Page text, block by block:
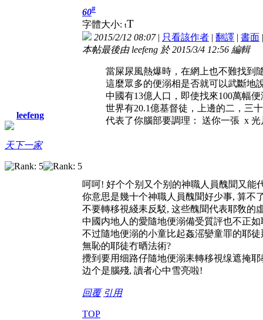
leefeng
天下一家
60#
字體大小: tT
2015/2/12 08:07| 只看該作者 | 翻譯 | 書面
本帖最後由 leefeng 於 2015/3/4 12:56 編輯
當屎尿風熱爆時，在網上也不難找到
這麼眾多的便溺相是否就可以武斷地
中國有13億人口，即使找來100萬幅
世界有20.1億基督徒，上邊的二，三
代表了你腦部要調理： 送你一張 x
呵呵! 好个个别又个别的神職人員醜聞又能
你意思是幾十个神職人員醜聞好少事, 算不
不要轉移視綫耒反駁, 这些醜聞代表耶敎的
中國内地人的愛隨地便溺備受質評也不正
不过隨地便溺的小童比起姦滛孌童罪的耶徒
無恥的耶徒冇晒法術?
攪到要用细路仔隨地便溺耒轉移視缐遮掩
边个是腦殘, 讀者心中雪亮啦!
回覆 引用
TOP